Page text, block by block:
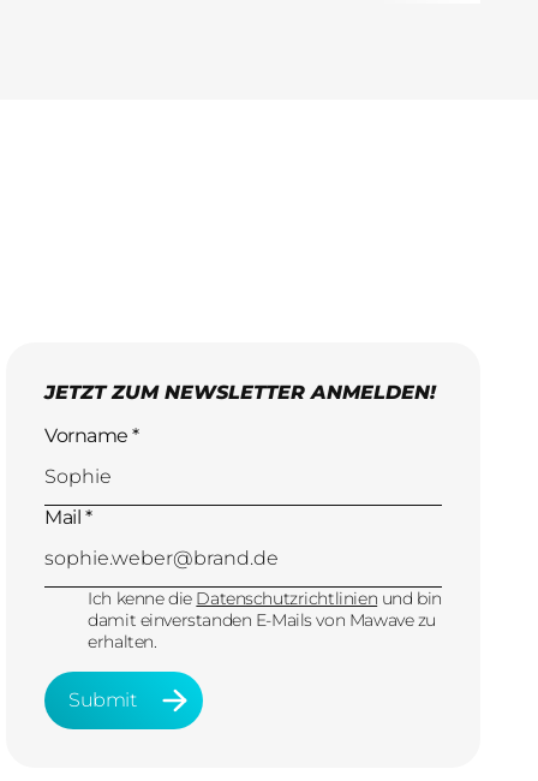
JETZT ZUM NEWSLETTER ANMELDEN!
Vorname *
Mail *
Ich kenne die Datenschutzrichtlinien und bin
damit einverstanden E-Mails von Mawave zu
erhalten.
Submit